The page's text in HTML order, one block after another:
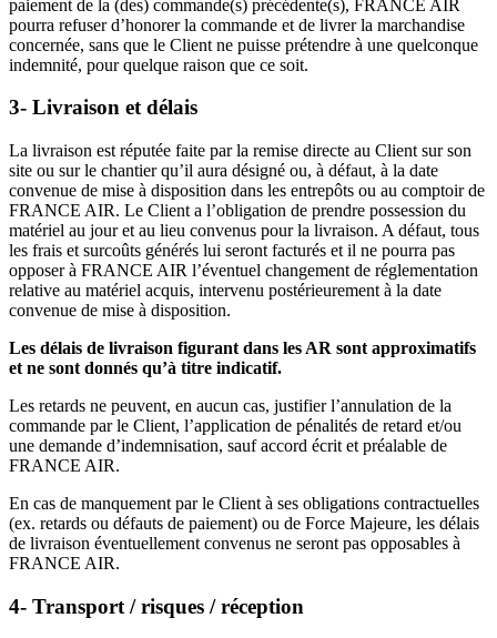
paiement de la (des) commande(s) précédente(s), FRANCE AIR
pourra refuser d’honorer la commande et de livrer la marchandise
concernée, sans que le Client ne puisse prétendre à une quelconque
indemnité, pour quelque raison que ce soit.
3- Livraison et délais
La livraison est réputée faite par la remise directe au Client sur son
site ou sur le chantier qu’il aura désigné ou, à défaut, à la date
convenue de mise à disposition dans les entrepôts ou au comptoir de
FRANCE AIR. Le Client a l’obligation de prendre possession du
matériel au jour et au lieu convenus pour la livraison. A défaut, tous
les frais et surcoûts générés lui seront facturés et il ne pourra pas
opposer à FRANCE AIR l’éventuel changement de réglementation
relative au matériel acquis, intervenu postérieurement à la date
convenue de mise à disposition.
Les délais de livraison figurant dans les AR sont approximatifs
et ne sont donnés qu’à titre indicatif.
Les retards ne peuvent, en aucun cas, justifier l’annulation de la
commande par le Client, l’application de pénalités de retard et/ou
une demande d’indemnisation, sauf accord écrit et préalable de
FRANCE AIR.
En cas de manquement par le Client à ses obligations contractuelles
(ex. retards ou défauts de paiement) ou de Force Majeure, les délais
de livraison éventuellement convenus ne seront pas opposables à
FRANCE AIR.
4- Transport / risques /réception